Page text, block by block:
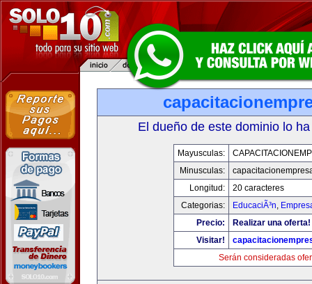
El dueño de este dominio lo
Mayusculas:
Minusculas:
Longitud:
20 caracteres
Categorias:
EducaciÃ³n,
Precio:
Realizar una oferta!
Visitar!
Serán consideradas